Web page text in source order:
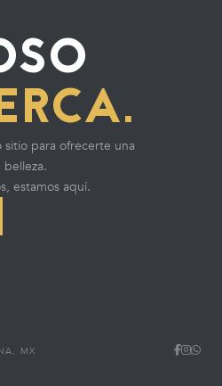
sitio para ofrecerte una
estamos aquí.
MX